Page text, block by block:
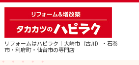
リフォームはハピラク｜大崎市（古川）・石巻
市・利府町・仙台市の専門店